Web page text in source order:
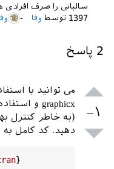
سالیانی را صرف
1397 توسط وفا
2 پاسخ
–۱
(به خاطر کنترل
دهید. کد کامل
}